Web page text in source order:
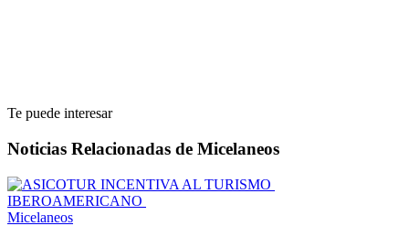
Te puede interesar
Noticias Relacionadas de Micelaneos
Micelaneos